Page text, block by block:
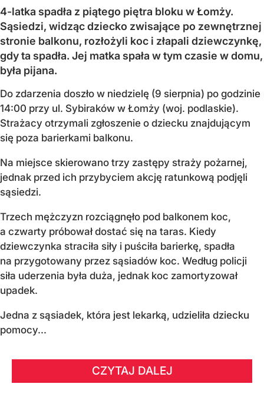
4-latka spadła z piątego piętra bloku w Łomży.
Sąsiedzi, widząc dziecko zwisające po zewnętrznej
stronie balkonu, rozłożyli koc i złapali dziewczynkę,
gdy ta spadła. Jej matka spała w tym czasie w domu,
była pijana.
Do zdarzenia doszło w niedzielę (9 sierpnia) po godzinie
14:00 przy ul. Sybiraków w Łomży (woj. podlaskie).
Strażacy otrzymali zgłoszenie o dziecku znajdującym
się poza barierkami balkonu.
Na miejsce skierowano trzy zastępy straży pożarnej,
jednak przed ich przybyciem akcję ratunkową podjęli
sąsiedzi.
Trzech mężczyzn rozciągnęło pod balkonem koc,
a czwarty próbował dostać się na taras. Kiedy
dziewczynka straciła siły i puściła barierkę, spadła
na przygotowany przez sąsiadów koc. Według policji
siła uderzenia była duża, jednak koc zamortyzował
upadek.
Jedna z sąsiadek, która jest lekarką, udzieliła dziecku
pomocy...
CZYTAJ DALEJ